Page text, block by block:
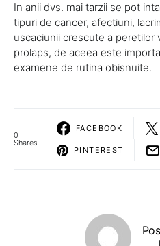
In anii dvs. mai tarzii se pot
tipuri de cancer, afectiuni,
uscaciunii crescute a peretilor
prolaps, de aceea este
examene de rutina obisnuite.
0
Shares
FACEBOOK
PINTEREST